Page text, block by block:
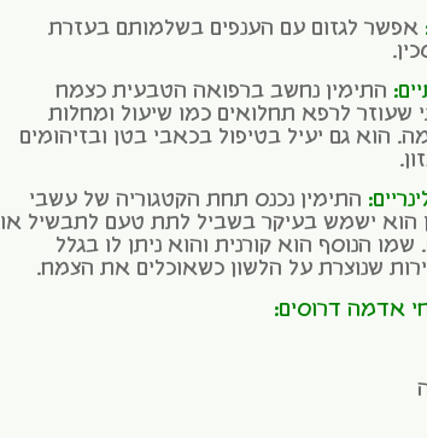
אפשר לגזום עם הענפים בשלמותם בעזרת
התימין נחשב ברפואה הטבעית כצמח
שעוזר לרפא תחלואים כמו שיעול ומחלות
הוא גם יעיל בטיפול בכאבי בטן ובזיהומים
התימין נכנס תחת הקטגוריה של עשבי
הוא ישמש בעיקר בשביל לתת טעם לתבשיל או
שמו הנוסף הוא קורנית והוא ניתן לו בגלל
שנוצרת על הלשון כשאוכלים את הצמח.
אדמה דרוסים: